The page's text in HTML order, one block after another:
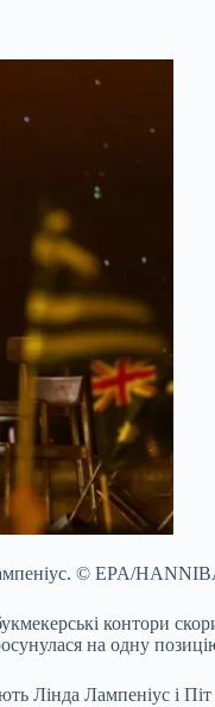
© EPA/
контори
на одну
Лінда Лампеніус і